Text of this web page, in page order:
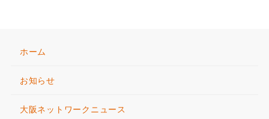
ホーム
お知らせ
大阪ネットワークニュース